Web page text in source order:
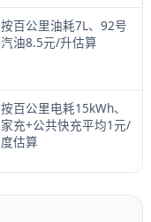
按百公里油耗7L、92号
汽油8.5元/升估算
按百公里电耗15kWh、
家充+公共快充平均1元/
度估算